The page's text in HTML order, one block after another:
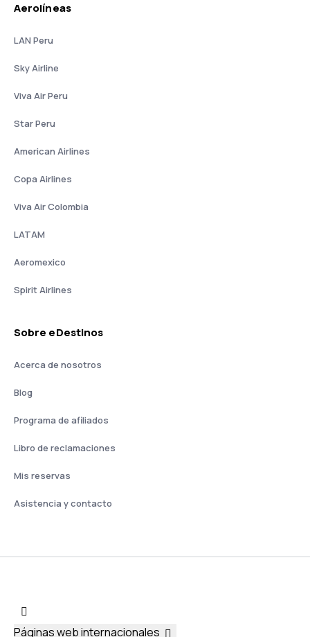
Aerolíneas
LAN Peru
Sky Airline
Viva Air Peru
Star Peru
American Airlines
Copa Airlines
Viva Air Colombia
LATAM
Aeromexico
Spirit Airlines
Sobre eDestinos
Acerca de nosotros
Blog
Programa de afiliados
Libro de reclamaciones
Mis reservas
Asistencia y contacto
Páginas web internacionales